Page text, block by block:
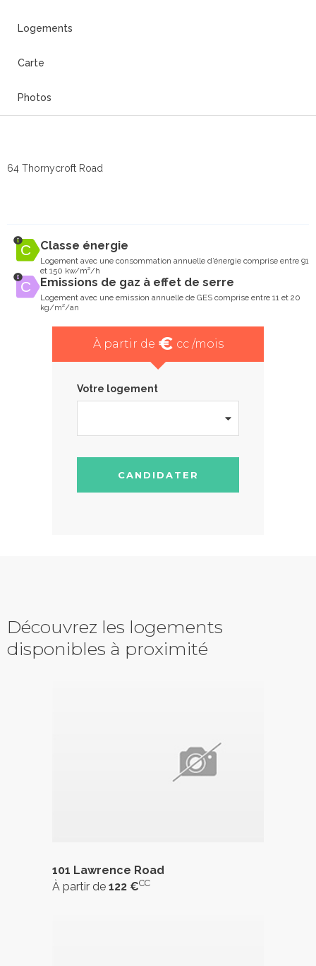
Logements
Carte
Photos
64 Thornycroft Road
Classe énergie
Logement avec une consommation annuelle d’énergie comprise entre 91
et 150 kw/m²/h
Emissions de gaz à effet de serre
Logement avec une emission annuelle de GES comprise entre 11 et 20
kg/m²/an
À partir de € cc /mois
Votre logement
CANDIDATER
Découvrez les logements
disponibles à proximité
101 Lawrence Road
À partir de 122 €CC